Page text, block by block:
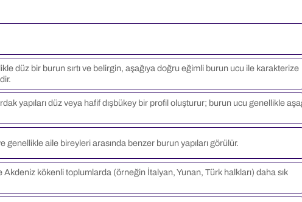
düz bir burun sırtı ve belirgin, aşağıya doğru eğimli burun ucu ile karakterize
yapıları düz veya hafif dışbükey bir profil oluşturur; burun ucu genellikle
genellikle aile bireyleri arasında benzer burun yapıları görülür.
Akdeniz kökenli toplumlarda (örneğin İtalyan, Yunan, Türk halkları) daha sık